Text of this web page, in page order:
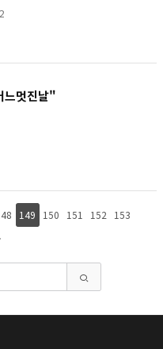
느멋진날"
149 150 151 152
153